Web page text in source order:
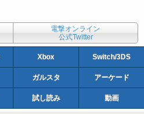
電撃オンライン
公式Twitter
Xbox Switch/3DS
ガルスタ アーケード
試し読み 動画